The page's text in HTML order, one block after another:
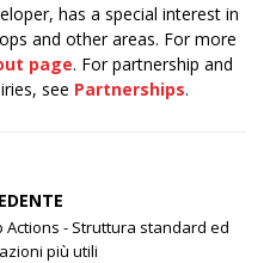
has a special interest in
and other areas. For more
page. For partnership and
see Partnerships.
- Struttura standard ed
più utili